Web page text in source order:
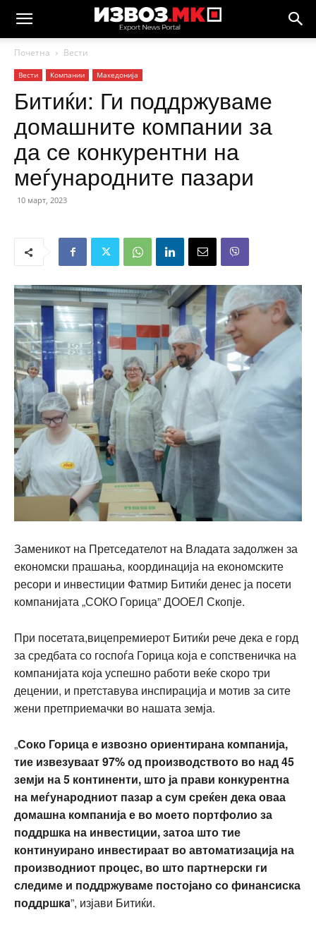
Почетна Вести
Вести Компании Македонија
Битиќи: Ги поддржуваме
домашните компании за
да се конкурентни на
меѓународните пазари
10 март, 2023
Заменикот на Претседателот на Владата задолжен за
економски прашања, координација на економските
ресори и инвестиции Фатмир Битиќи денес ја посети
компанијата „СОКО Горица” ДООЕЛ Скопје.
При посетата,вицепремиерот Битиќи рече дека е горд
за средбата со госпоѓа Горица која е сопственичка на
компанијата која успешно работи веќе скоро три
децении, и претставува инспирација и мотив за сите
жени претприемачки во нашата земја.
„Соко Горица е извозно ориентирана компанија,
тие извезуваат 97% од производството во над 45
земји на 5 континенти, што ја прави конкурентна
на меѓународниот пазар а сум среќен дека оваа
домашна компанија е во моето портфолио за
поддршка на инвестиции, затоа што тие
континуирано инвестираат во автоматизација на
производниот процес, во што партнерски ги
следиме и поддржуваме постојано со финансиска
поддршкa”, изјави Битиќи.